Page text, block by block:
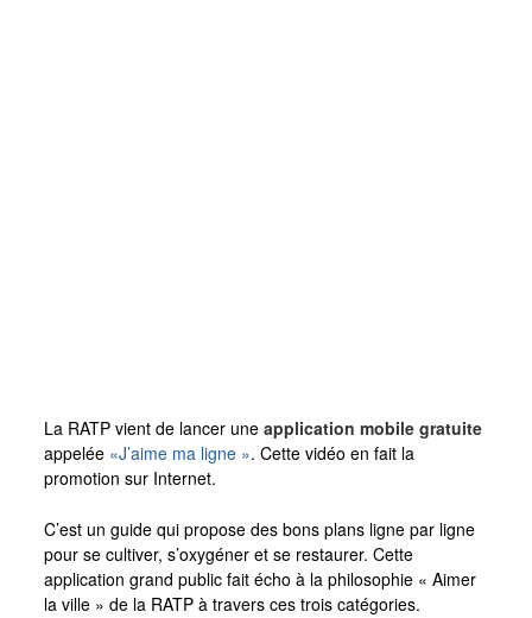
La RATP vient de lancer une application mobile gratuite
appelée «J’aime ma ligne ». Cette vidéo en fait la
promotion sur Internet.
C’est un guide qui propose des bons plans ligne par ligne
pour se cultiver, s’oxygéner et se restaurer. Cette
application grand public fait écho à la philosophie « Aimer
la ville » de la RATP à travers ces trois catégories.